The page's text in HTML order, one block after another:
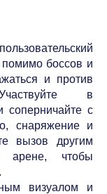
помимо боссов и
и против
в
соперничайте с
снаряжение и
вызов другим
арене, чтобы
визуалом и